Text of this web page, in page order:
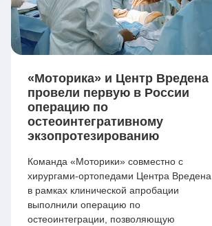
«Моторика» и Центр Вредена
провели первую в России
операцию по
остеоинтегративному
экзопротезированию
Команда «Моторики» совместно с
хирургами-ортопедами Центра Вредена
в рамках клинической апробации
выполнили операцию по
остеоинтеграции, позволяющую